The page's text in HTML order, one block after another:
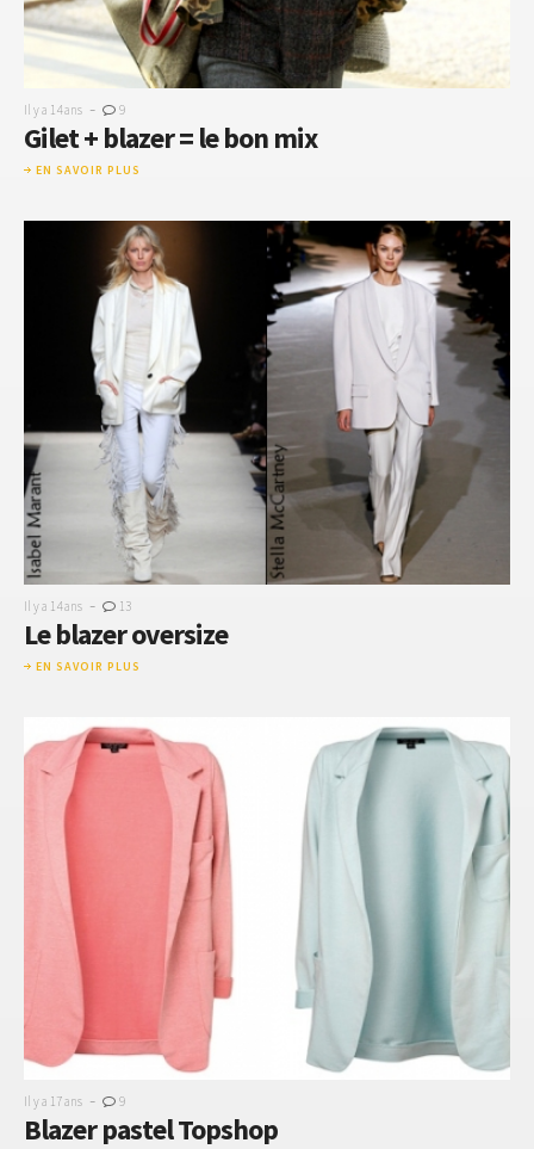
Il y a 14 ans - 9
Gilet + blazer = le bon mix
EN SAVOIR PLUS
Il y a 14 ans - 13
Le blazer oversize
EN SAVOIR PLUS
Il y a 17 ans - 9
Blazer pastel Topshop